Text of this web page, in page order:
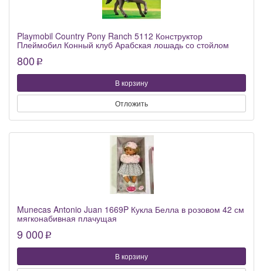
Playmobil Country Pony Ranch 5112 Конструктор
Плеймобил Конный клуб Арабская лошадь со стойлом
800 p
В корзину
Отложить
Munecas Antonio Juan 1669P Кукла Белла в розовом 42 см
мягконабивная плачущая
9 000 p
В корзину